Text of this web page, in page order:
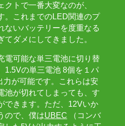
クトで一番大変なのが、
。これまでのLED関連のプ
ないバッテリーを度重なる
てダメにしてきました。
電可能な単三電池に切り替
1.5Vの単三電池 8個を１パ
力が可能です。これらは安
池が切れてしまっても、す
できます。ただ、12Vいか
ので、僕はUBEC （コンバ